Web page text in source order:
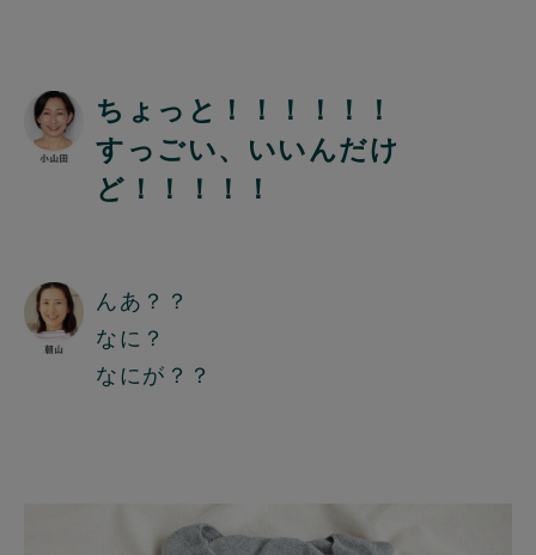
ちょっと！！！！！！
すっごい、いいんだけ
ど！！！！！
んあ？？
なに？
なにが？？